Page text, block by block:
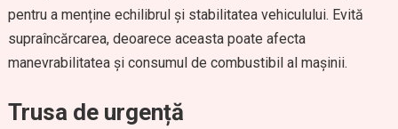
pentru a menține echilibrul și stabilitatea vehiculului. Evită
supraîncărcarea, deoarece aceasta poate afecta
manevrabilitatea și consumul de combustibil al mașinii.
Trusa de urgență